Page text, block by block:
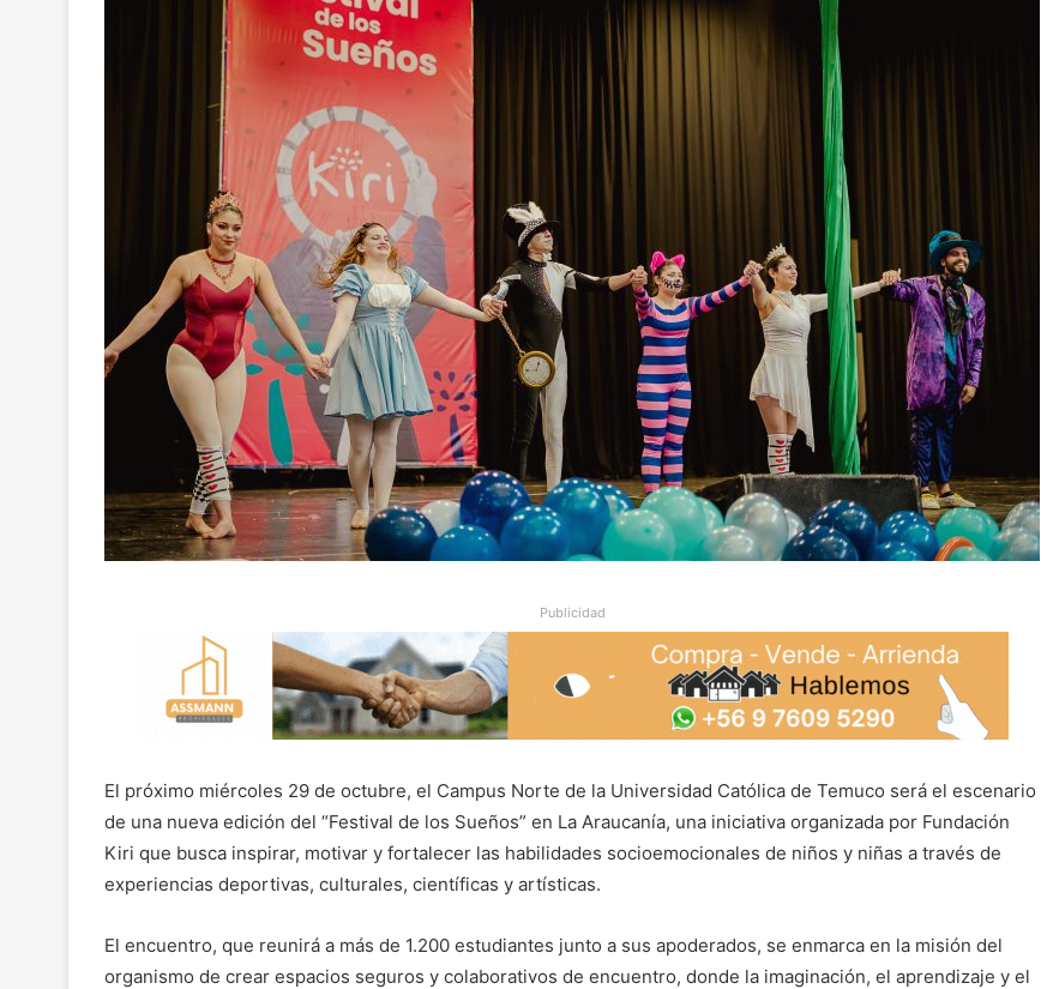
Publicidad
El próximo miércoles 29 de octubre, el Campus Norte de la Universidad Católica de Temuco será el escenario
de una nueva edición del “Festival de los Sueños” en La Araucanía, una iniciativa organizada por Fundación
Kiri que busca inspirar, motivar y fortalecer las habilidades socioemocionales de niños y niñas a través de
experiencias deportivas, culturales, científicas y artísticas.
El encuentro, que reunirá a más de 1.200 estudiantes junto a sus apoderados, se enmarca en la misión del
organismo de crear espacios seguros y colaborativos de encuentro, donde la imaginación, el aprendizaje y el